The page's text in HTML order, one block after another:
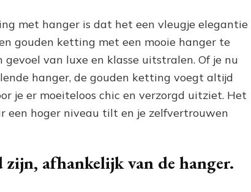
met hanger is dat het een vleugje elegantie
gouden ketting met een mooie hanger te
van luxe en klasse uitstralen. Of je nu
hanger, de gouden ketting voegt altijd
je er moeiteloos chic en verzorgd uitziet. Het
een hoger niveau tilt en je zelfvertrouwen
afhankelijk van de hanger.